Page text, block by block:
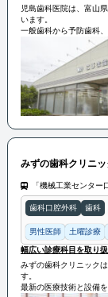
児島歯科医院は、富山
います。
一般歯科から予防歯科
せた丁寧な治療を心が
康を長期的にサポート
みずの歯科クリニッ
「機械工業センター
歯科口腔外科 歯科
男性医師 土曜診療
幅広い診療科目を取り
みずの歯科クリニック
す。
最新の医療技術と設備